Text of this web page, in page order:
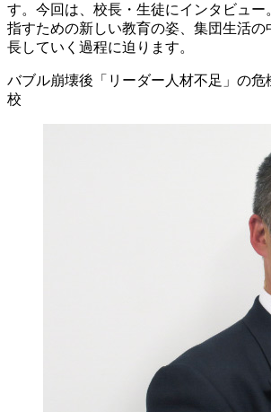
す。今回は、校長・生徒にインタビュー
指すための新しい教育の姿、集団生活の
長していく過程に迫ります。
バブル崩壊後「リーダー人材不足」の危
校